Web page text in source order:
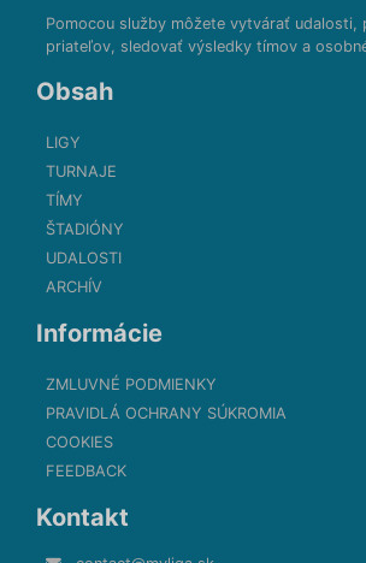
Pomocou služby môžete vytvárať udalosti,
priateľov, sledovať výsledky tímov a
Obsah
LIGY
TURNAJE
TÍMY
ŠTADIÓNY
UDALOSTI
ARCHÍV
Informácie
ZMLUVNÉ PODMIENKY
PRAVIDLÁ OCHRANY SÚKROMIA
COOKIES
FEEDBACK
Kontakt